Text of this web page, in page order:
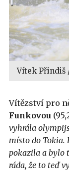
Vítek Přindiš
Vítězství pro
Funkovou
vyhrála
místo do Tokia.
pokazila a bylo
ráda, že to teď